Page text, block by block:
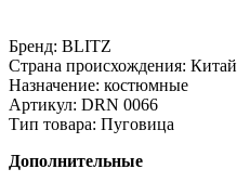
Бренд: BLITZ
Страна происхождения: Китай
Назначение: костюмные
Артикул: DRN 0066
Тип товара: Пуговица
Дополнительные